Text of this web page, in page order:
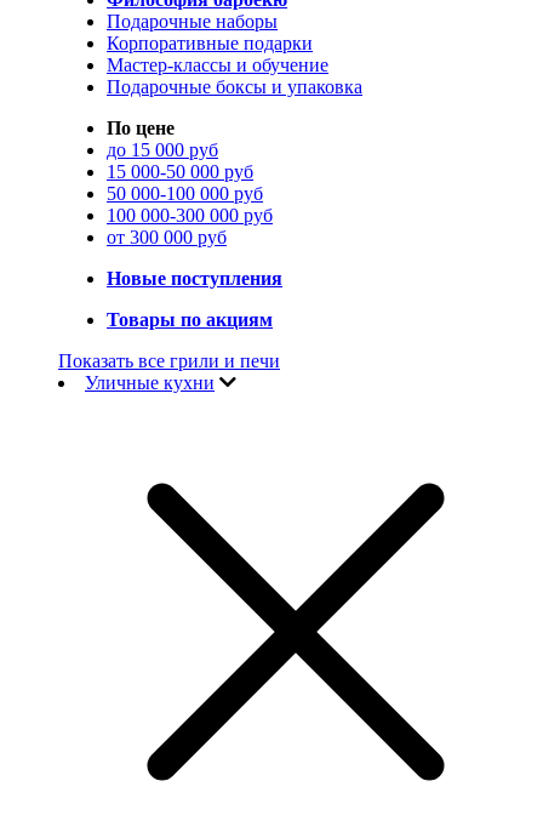
Подарочные наборы
Корпоративные подарки
Мастер-классы и обучение
Подарочные боксы и упаковка
По цене
до 15 000 руб
15 000-50 000 руб
50 000-100 000 руб
100 000-300 000 руб
от 300 000 руб
Новые поступления
Товары по акциям
Показать все грили и печи
Уличные кухни